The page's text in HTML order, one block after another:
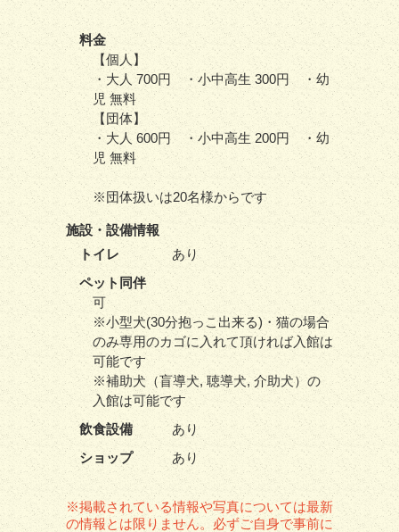
料金
【個人】
・大人 700円 ・小中高生 300円 ・幼
児 無料
【団体】
・大人 600円 ・小中高生 200円 ・幼
児 無料
※団体扱いは20名様からです
施設・ 設備情報
トイレ
あり
ペット同伴
可
※小型犬(30分抱っこ出来る)・猫の場合
のみ専用のカゴに入れて頂ければ入館は
可能です
※補助犬（盲導犬, 聴導犬, 介助犬）の
入館は可能です
飲食設備
あり
ショップ
あり
※掲載されている情報や写真については最新
の情報とは限りません。必ずご自身で事前に